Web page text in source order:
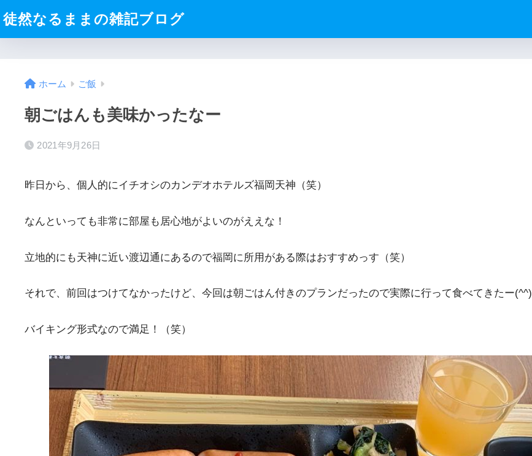
徒然なるままの雑記ブログ
ホーム ご飯
朝ごはんも美味かったなー
2021年9月26日
昨日から、個人的にイチオシのカンデオホテルズ福岡天神（笑）
なんといっても非常に部屋も居心地がよいのがええな！
立地的にも天神に近い渡辺通にあるので福岡に所用がある際はおすすめっす（笑）
それで、前回はつけてなかったけど、今回は朝ごはん付きのプランだったので実際に行って食べてきたー(^^)
バイキング形式なので満足！（笑）